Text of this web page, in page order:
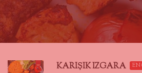
KARIŞIK IZGARA EN